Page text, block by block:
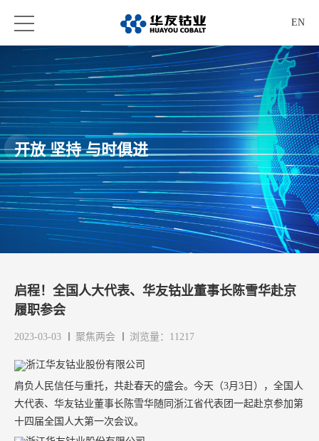
EN
开放 坚持 与时俱进
启程！全国人大代表、华友钴业董事长陈雪华赴京
履职参会
2023-03-03 聚焦两会 浏览量：11217
肩负人民信任与重托，共赴春天的盛会。今天（3月3日），全国人
大代表、华友钴业董事长陈雪华随同浙江省代表团一起赴京参加第
十四届全国人大第一次会议。